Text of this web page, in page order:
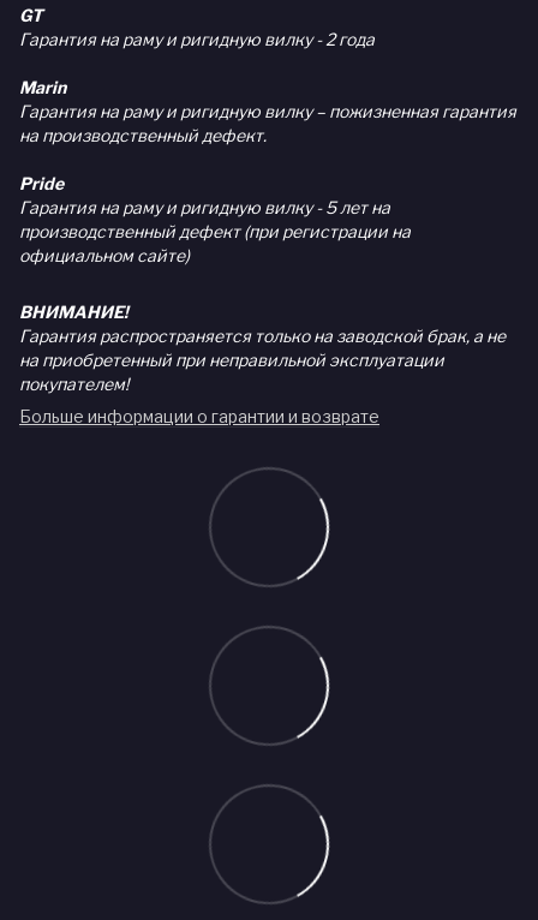
GT
Гарантия на раму и ригидную вилку - 2 года
Marin
Гарантия на раму и ригидную вилку – пожизненная гарантия
на производственный дефект.
Pride
Гарантия на раму и ригидную вилку - 5 лет на
производственный дефект (при регистрации на
официальном сайте)
ВНИМАНИЕ!
Гарантия распространяется только на заводской брак, а не
на приобретенный при неправильной эксплуатации
покупателем!
Больше информации о гарантии и возврате